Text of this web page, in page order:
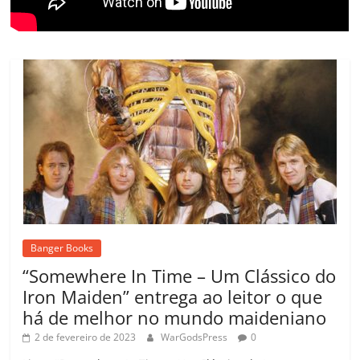
Banger Books
“Somewhere In Time – Um Clássico do
Iron Maiden” entrega ao leitor o que
há de melhor no mundo maideniano
2 de fevereiro de 2023 WarGodsPress 0